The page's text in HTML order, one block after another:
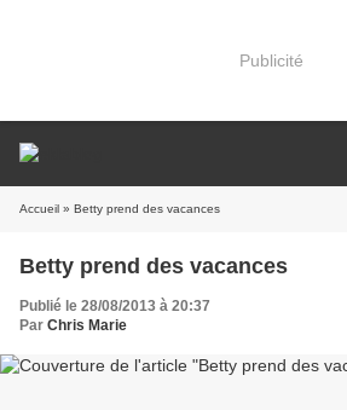
Publicité
Accueil » Betty prend des vacances
Betty prend des vacances
Publié le 28/08/2013 à 20:37
Par Chris Marie